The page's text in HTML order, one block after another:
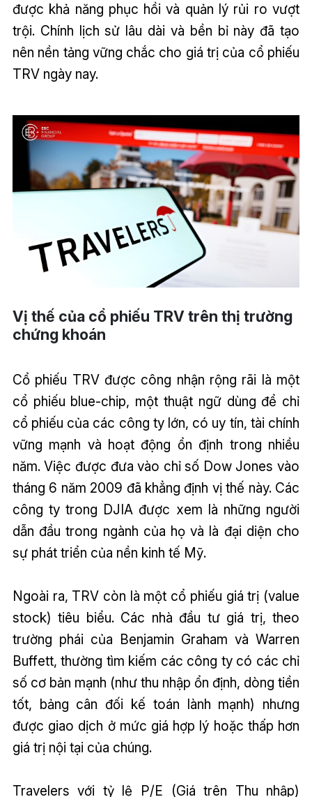
được khả năng phục hồi và quản lý rủi ro vượt
trội. Chính lịch sử lâu dài và bền bỉ này đã tạo
nên nền tảng vững chắc cho giá trị của cổ phiếu
TRV ngày nay.
Vị thế của cổ phiếu TRV trên thị trường
chứng khoán
Cổ phiếu TRV được công nhận rộng rãi là một
cổ phiếu blue-chip, một thuật ngữ dùng để chỉ
cổ phiếu của các công ty lớn, có uy tín, tài chính
vững mạnh và hoạt động ổn định trong nhiều
năm. Việc được đưa vào chỉ số Dow Jones vào
tháng 6 năm 2009 đã khẳng định vị thế này. Các
công ty trong DJIA được xem là những người
dẫn đầu trong ngành của họ và là đại diện cho
sự phát triển của nền kinh tế Mỹ.
Ngoài ra, TRV còn là một cổ phiếu giá trị (value
stock) tiêu biểu. Các nhà đầu tư giá trị, theo
trường phái của Benjamin Graham và Warren
Buffett, thường tìm kiếm các công ty có các chỉ
số cơ bản mạnh (như thu nhập ổn định, dòng tiền
tốt, bảng cân đối kế toán lành mạnh) nhưng
được giao dịch ở mức giá hợp lý hoặc thấp hơn
giá trị nội tại của chúng.
Travelers với tỷ lệ P/E (Giá trên Thu nhập)